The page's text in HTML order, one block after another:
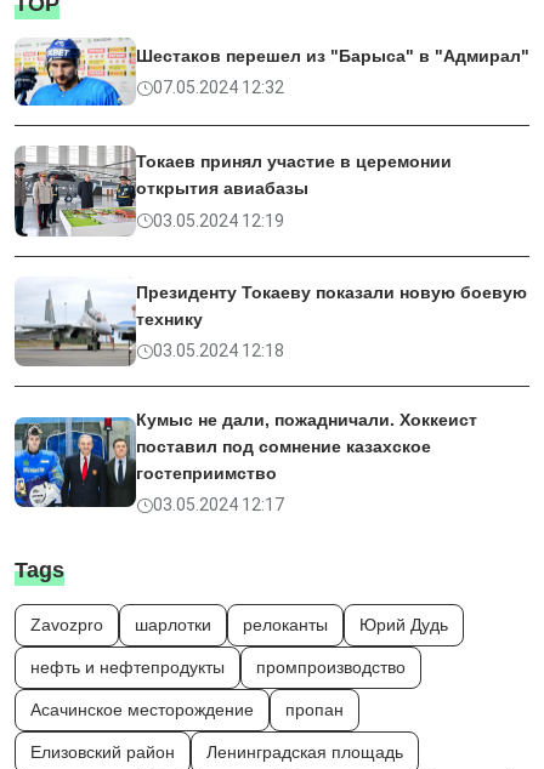
Шестаков перешел из "Барыса" в "Адмирал"
07.05.2024 12:32
Токаев принял участие в церемонии
открытия авиабазы
03.05.2024 12:19
Президенту Токаеву показали новую боевую
технику
03.05.2024 12:18
Кумыс не дали, пожадничали. Хоккеист
поставил под сомнение казахское
гостеприимство
03.05.2024 12:17
Tags
Zavozpro шарлотки релоканты Юрий Дудь
нефть и нефтепродукты промпроизводство
Асачинское месторождение пропан
Елизовский район Ленинградская площадь